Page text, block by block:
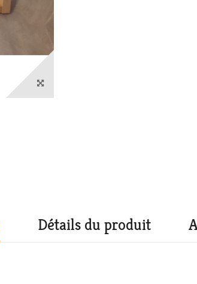
Détails du produit